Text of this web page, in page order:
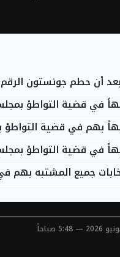
أن حطم جونستون
جميع المشتبه